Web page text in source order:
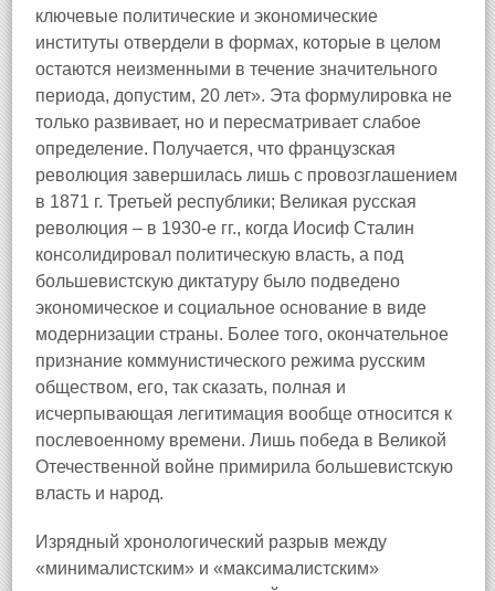
ключевые политические и экономические
институты отвердели в формах, которые в целом
остаются неизменными в течение значительного
периода, допустим, 20 лет». Эта формулировка не
только развивает, но и пересматривает слабое
определение. Получается, что французская
революция завершилась лишь с провозглашением
в 1871 г. Третьей республики; Великая русская
революция – в 1930-е гг., когда Иосиф Сталин
консолидировал политическую власть, а под
большевистскую диктатуру было подведено
экономическое и социальное основание в виде
модернизации страны. Более того, окончательное
признание коммунистического режима русским
обществом, его, так сказать, полная и
исчерпывающая легитимация вообще относится к
послевоенному времени. Лишь победа в Великой
Отечественной войне примирила большевистскую
власть и народ.
Изрядный хронологический разрыв между
«минималистским» и «максималистским»